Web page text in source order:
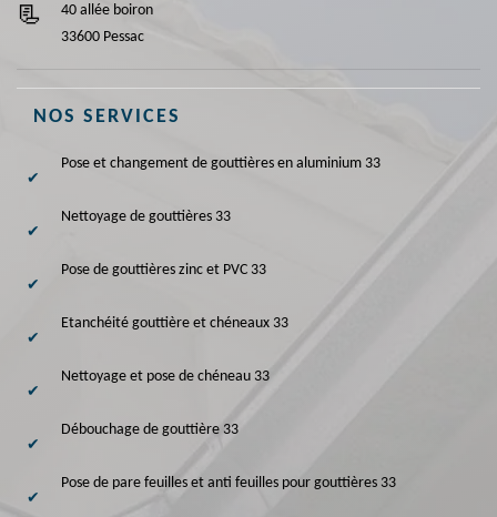
40 allée boiron
33600 Pessac
NOS SERVICES
Pose et changement de gouttières en aluminium 33
Nettoyage de gouttières 33
Pose de gouttières zinc et PVC 33
Etanchéité gouttière et chéneaux 33
Nettoyage et pose de chéneau 33
Débouchage de gouttière 33
Pose de pare feuilles et anti feuilles pour gouttières 33